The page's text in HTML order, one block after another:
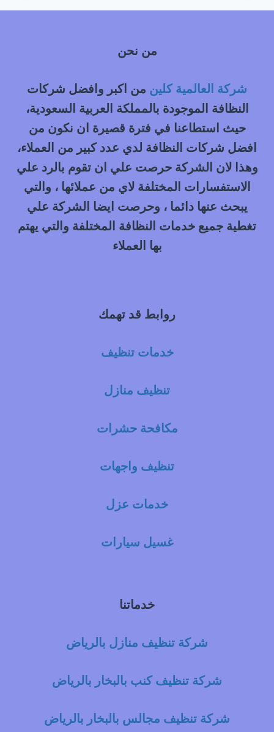
بالبخار
|
0548145142
من نحن
شركة العالمية كلين من اكبر وافضل شركات
النظافة الموجودة بالمملكة العربية السعودية،
حيث استطاعنا في فترة قصيرة ان نكون من
افضل شركات النظافة لدي عدد كبير من العملاء،
وهذا لان الشركة حرصت علي ان تقوم بالرد علي
الاستفسارات المختلفة لاي من عملائها ، والتي
يبحث عنها دائما ، وحرصت ايضا الشركة علي
تغطية جميع خدمات النظافة المختلفة والتي يهتم
بها العملاء
روابط قد تهمك
خدمات تنظيف
تنظيف منازل
مكافحة حشرات
تنظيف واجهات
خدمات عزل
غسيل سيارات
خدماتنا
شركة تنظيف منازل بالرياض
شركة تنظيف كنب بالبخار بالرياض
شركة تنظيف مجالس بالبخار بالرياض